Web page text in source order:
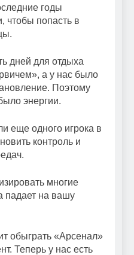
годы
чтобы попасть в
дней для отдыха
а у нас было
Поэтому
энергии.
еще одного игрока в
контроль и
многие
падает на вашу
обыграть «Арсенал»
Теперь у нас есть